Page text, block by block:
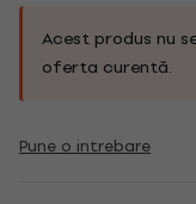
Acest produs nu
oferta curentă.
Pune o intrebare